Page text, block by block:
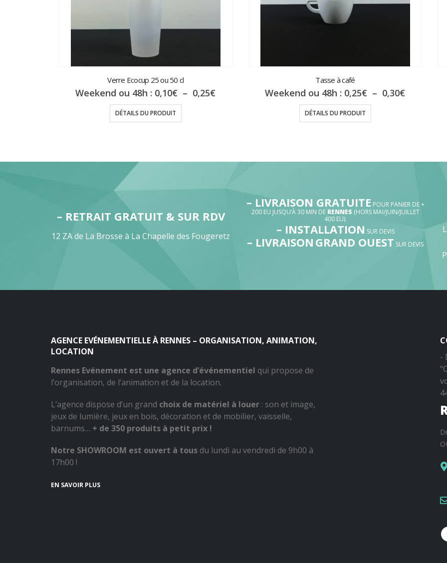
Verre Ecocup 25 ou 50 cl
Weekend ou 48h : 0,10€ – 0,25€Plage
DÉTAILS DU PRODUIT
Tasse à café
Weekend ou 48h : 0,25€ – 0,30€Plage
DÉTAILS DU PRODUIT
– RETRAIT GRATUIT & SUR RDV
12 ZA de La Brosse à La Chapelle des Fougeretz
– LIVRAISON GRATUITE POUR PANIER DE +
200 EU JUSQU’À 30 MIN DE RENNES (HORS MAI/JUIN/JUILLET
400 EU).
– INSTALLATION SUR DEVIS
– LIVRAISON GRAND OUEST SUR DEVIS
AGENCE EVÉNEMENTIELLE À RENNES – ORGANISATION, ANIMATION,
LOCATION
Rennes Evénement est une agence d’événementiel qui propose de
l’organisation, de l’animation et de la location.
L’agence dispose d’un grand choix de matériel à louer : son et image,
jeux de lumière, jeux en bois, décoration et de mobilier, vaisselle,
barnums… + de 350 produits à petit prix !
Notre SHOWROOM est ouvert à tous du lundi au vendredi de 9h00 à
17h00 !
EN SAVOIR PLUS
-